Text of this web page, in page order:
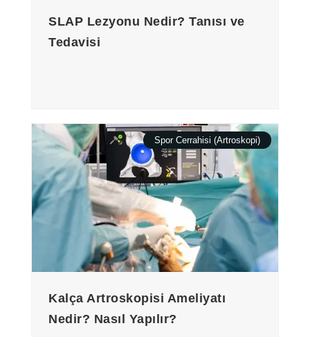
SLAP Lezyonu Nedir? Tanısı ve
Tedavisi
Spor Cerrahisi (Artroskopi)
Kalça Artroskopisi Ameliyatı
Nedir? Nasıl Yapılır?